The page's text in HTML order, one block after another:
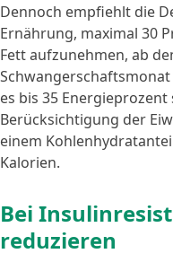
Dennoch empfiehlt die
Ernährung, maximal 30
Fett aufzunehmen, ab
es bis 35 Energieprozent
Berücksichtigung der
einem
Kalorien.
Bei
reduzieren